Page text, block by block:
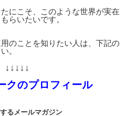
にこそ、このような世界が実在
らいたいです。
のことを知りたい人は、下記の
。
↓↓↓↓↓
クのプロフィール
るメールマガジン